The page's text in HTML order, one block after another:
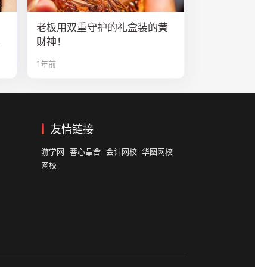
老板用双重守护的礼盒装的黄
财神！
1年前
友情链接
游学网 菩心晶舍 会计网校 华图网校
网校